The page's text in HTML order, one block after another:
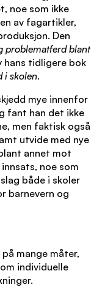
noe som ikke
av fagartikler,
Den
problematferd blant
hans tidligere bok
i skolen.
mye innenfor
fant han det ikke
men faktisk også
utvide med nye
annet mot
noe som
både i skoler
barnevern og
mange måter,
individuelle